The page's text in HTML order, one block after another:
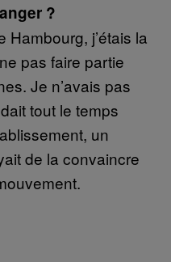
?
j’étais la
pas faire partie
Je n’avais pas
tout le temps
un
de la convaincre